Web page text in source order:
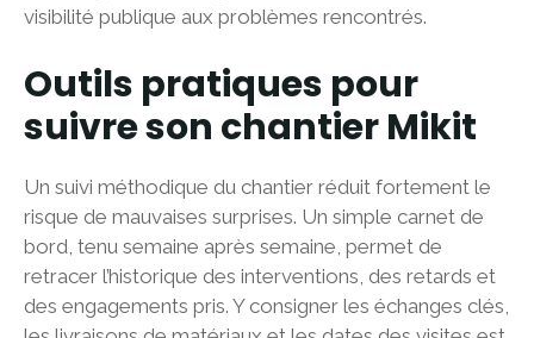
visibilité publique aux problèmes rencontrés.
Outils pratiques pour
suivre son chantier Mikit
Un suivi méthodique du chantier réduit fortement le
risque de mauvaises surprises. Un simple carnet de
bord, tenu semaine après semaine, permet de
retracer l’historique des interventions, des retards et
des engagements pris. Y consigner les échanges clés,